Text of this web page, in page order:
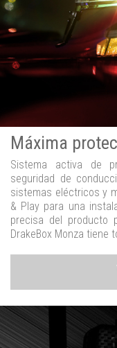
Máxima
Sistema activa de
seguridad de
sistemas eléctricos y
& Play para una
precisa del producto
DrakeBox Monza tiene